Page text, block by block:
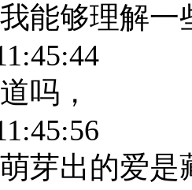
能够理解一
吗，
芽出的爱是